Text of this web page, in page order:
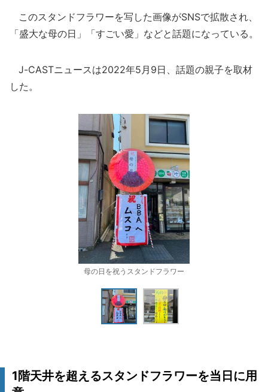
このスタンドフラワーを写した画像がSNSで拡散され、
「盛大な母の日」「すごい愛」などと話題になっている。
J-CASTニュースは2022年5月9日、話題の親子を取材
した。
母の日を祝うスタンドフラワー
1階天井を超えるスタンドフラワーを当日に用